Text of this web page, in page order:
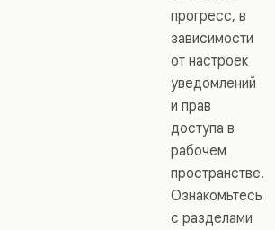
прогресс, в
зависимости
от настроек
уведомлений
и прав
доступа в
рабочем
пространстве.
Ознакомьтесь
с разделами